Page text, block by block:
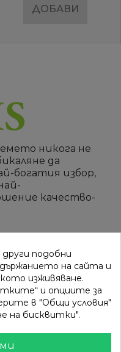
ДОБАВИ
никога не
да
богатия избор,
качество-
продавани
други подобни
на сайта и
изживяване.
и опциите за
в "Общи условия"
на бисквитки".